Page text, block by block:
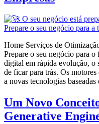
Home Serviços de
Prepare o seu negócio para
digital em rápida evolução, o
de ficar para trás. Os
a novas tecnologias
Um Novo
Generative